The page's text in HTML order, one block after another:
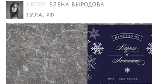
АВТОР: ЕЛЕНА ВЫРОДОВА
ТУЛА, РФ